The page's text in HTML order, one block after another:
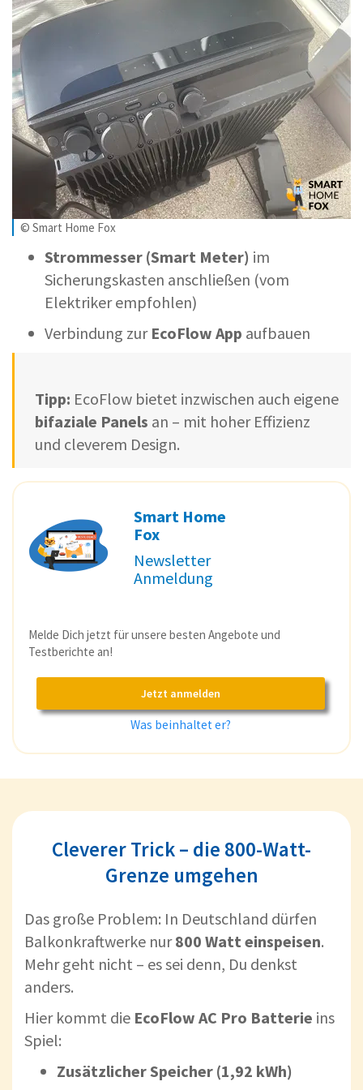
© Smart Home Fox
Strommesser (Smart Meter) im
Sicherungskasten anschließen (vom
Elektriker empfohlen)
Verbindung zur EcoFlow App aufbauen
Tipp: EcoFlow bietet inzwischen auch eigene
bifaziale Panels an – mit hoher Effizienz
und cleverem Design.
Smart Home
Fox
Newsletter
Anmeldung
Melde Dich jetzt für unsere besten Angebote und
Testberichte an!
Jetzt anmelden
Was beinhaltet er?
Cleverer Trick – die 800-Watt-
Grenze umgehen
Das große Problem: In Deutschland dürfen
Balkonkraftwerke nur800 Watt einspeisen.
Mehr geht nicht – es sei denn, Du denkst
anders.
Hier kommt die EcoFlow AC Pro Batterie ins
Spiel:
Zusätzlicher Speicher (1,92 kWh)